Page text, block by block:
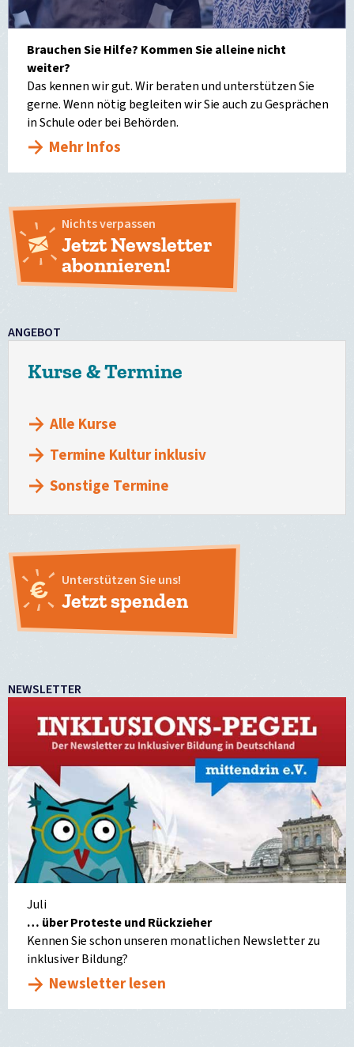
Brauchen Sie Hilfe? Kommen Sie alleine nicht
weiter?
Das kennen wir gut. Wir beraten und unterstützen Sie
gerne. Wenn nötig begleiten wir Sie auch zu Gesprächen
in Schule oder bei Behörden.
Mehr Infos
Nichts verpassen
Jetzt Newsletter
abonnieren!
ANGEBOT
Kurse & Termine
Alle Kurse
Termine Kultur inklusiv
Sonstige Termine
Unterstützen Sie uns!
Jetzt spenden
NEWSLETTER
Juli
… über Proteste und Rückzieher
Kennen Sie schon unseren monatlichen Newsletter zu
inklusiver Bildung?
Newsletter lesen